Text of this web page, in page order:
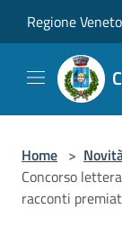
Regione Veneto
Home >
Concorso
racconti